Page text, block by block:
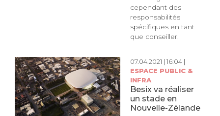
cependant des
responsabilités
spécifiques en tant
que conseiller.
07.04.2021 | 16:04 |
ESPACE PUBLIC &
INFRA
Besix va réaliser
un stade en
Nouvelle-Zélande